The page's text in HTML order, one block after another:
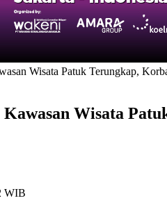
Wisata Patuk Terungkap,
Kawasan Wisata
WIB